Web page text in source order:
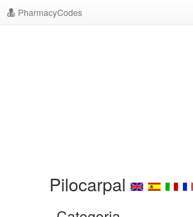
PharmacyCodes
Pilocarpal